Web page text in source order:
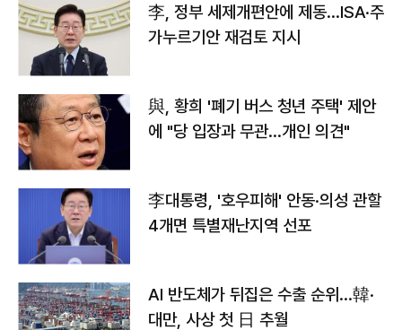
李, 정부 세제개편안에 제동…ISA·주
가누르기안 재검토 지시
與, 황희 '폐기 버스 청년 주택' 제안
에 "당 입장과 무관…개인 의견"
李대통령, '호우피해' 안동·의성 관할
4개면 특별재난지역 선포
AI 반도체가 뒤집은 수출 순위…韓·
대만, 사상 첫 日 추월